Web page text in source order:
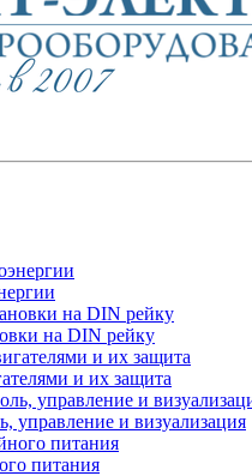
на DIN рейку
и их защита
управление и визуализация
питания